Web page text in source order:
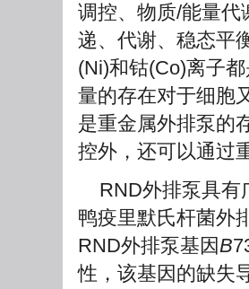
调控、物质/能量代
递、代谢、稳态平
(Ni)和钴(Co)离子
量的存在对于细胞
是重金属外排泵的
控外，还可以通过
RND外排泵具有
鸭疫里默氏杆菌外
RND外排泵基因B
性，该基因的缺失